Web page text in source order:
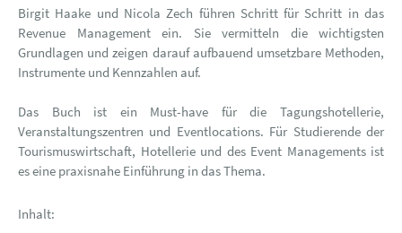
Birgit Haake und Nicola Zech führen Schritt für Schritt in das
Revenue Management ein. Sie vermitteln die wichtigsten
Grundlagen und zeigen darauf aufbauend umsetzbare Methoden,
Instrumente und Kennzahlen auf.
Das Buch ist ein Must-have für die Tagungshotellerie,
Veranstaltungszentren und Eventlocations. Für Studierende der
Tourismuswirtschaft, Hotellerie und des Event Managements ist
es eine praxisnahe Einführung in das Thema.
Inhalt: